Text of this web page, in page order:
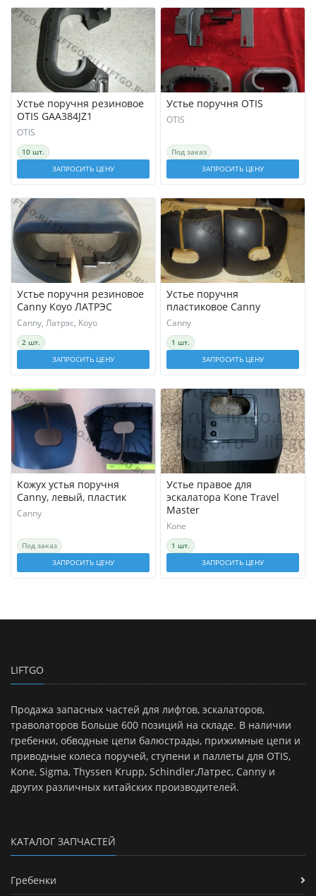
Устье поручня резиновое
OTIS GAA384JZ1
OTIS
10 шт.
ЗАПРОСИТЬ ЦЕНУ
Устье поручня OTIS
OTIS
Под заказ
ЗАПРОСИТЬ ЦЕНУ
Устье поручня резиновое
Canny Koyo ЛАТРЭС
Canny, Латрэс, Koyo
2 шт.
ЗАПРОСИТЬ ЦЕНУ
Устье поручня
пластиковое Canny
Canny
1 шт.
ЗАПРОСИТЬ ЦЕНУ
Кожух устья поручня
Canny, левый, пластик
Canny
Под заказ
ЗАПРОСИТЬ ЦЕНУ
Устье правое для
эскалатора Kone Travel
Master
Kone
1 шт.
ЗАПРОСИТЬ ЦЕНУ
LIFTGO
Продажа запасных частей для лифтов, эскалаторов,
траволаторов Больше 600 позиций на складе. В наличии
гребенки, обводные цепи балюстрады, прижимные цепи и
приводные колеса поручей, ступени и паллеты для OTIS,
Kone, Sigma, Thyssen Krupp, Schindler,Латрес, Canny и
других различных китайских производителей.
КАТАЛОГ ЗАПЧАСТЕЙ
Гребенки